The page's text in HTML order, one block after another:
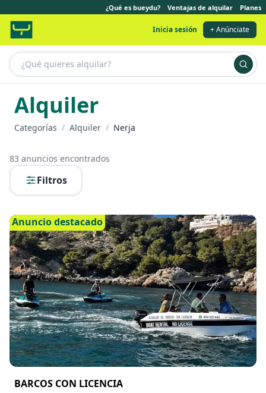
¿Qué es bueydu? Ventajas de alquilar Planes
Inicia sesión + Anúnciate
Alquiler
Categorías / Alquiler / Nerja
83 anuncios encontrados
Filtros
Anuncio destacado
BARCOS CON LICENCIA